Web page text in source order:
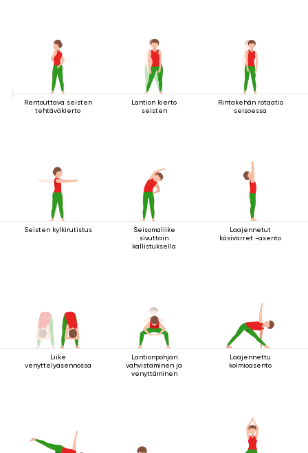
Rentouttava seisten
tehtäväkierto
Lantion kierto
seisten
Rintakehän rotaatio
seisoessa
Seisten kylkirutistus
Seisomaliike
sivuttain
kallistuksella
Laajennetut
käsivarret -asento
Liike
venyttelyasennossa
Lantionpohjan
vahvistaminen ja
venyttäminen
Laajennettu
kolmioasento